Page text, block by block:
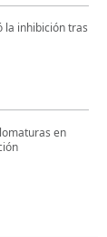
la inhibición tras
en